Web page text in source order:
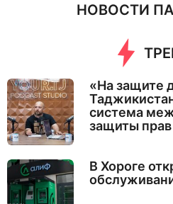
НОВОСТИ
«На защите
система
защиты
В Хороге